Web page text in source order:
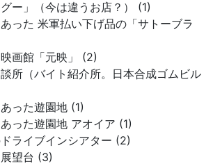
ー」（今は違うお店？） (1)
った 米軍払い下げ品の「サトーブラ
画館「元映」 (2)
所（バイト紹介所。日本合成ゴムビル
った遊園地 (1)
った遊園地 アオイア (1)
ライブインシアター (2)
望台 (3)